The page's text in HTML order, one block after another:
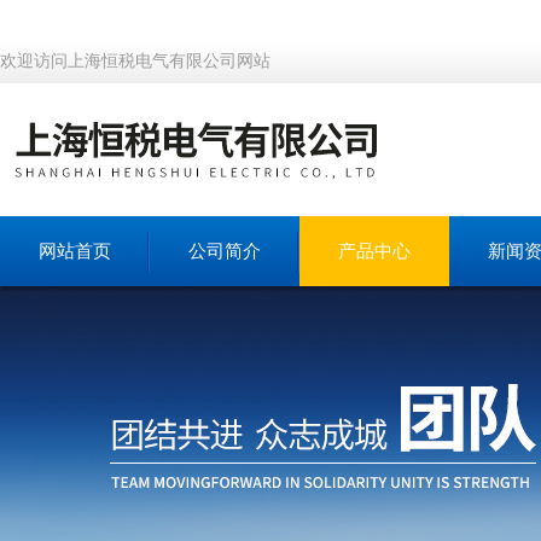
欢迎访问上海恒税电气有限公司网站
网站首页 公司简介 产品中心 新闻